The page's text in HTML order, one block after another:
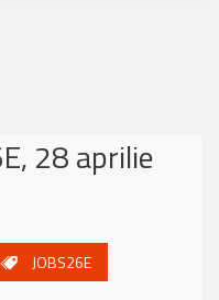
28 aprilie
JOBS26E